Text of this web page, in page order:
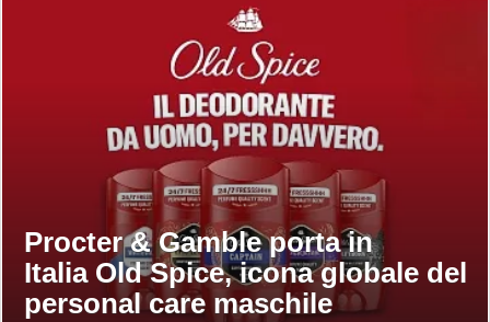
Procter & Gamble porta in
Italia Old Spice, icona globale del
personal care maschile